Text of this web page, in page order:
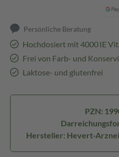
Persönliche Beratung
Hochdosiert mit 4000 IE
Frei von Farb- und
Laktose- und glutenfrei
PZN:
Hersteller: Hevert-